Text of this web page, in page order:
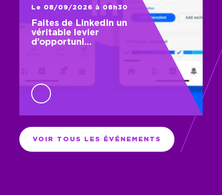
Le 08/09/2026 à 08h30
Faites de LinkedIn un
véritable levier
d’opportuni…
VOIR TOUS LES ÉVÉNEMENTS